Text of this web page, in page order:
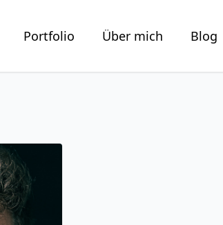
Portfolio Über mich Blog